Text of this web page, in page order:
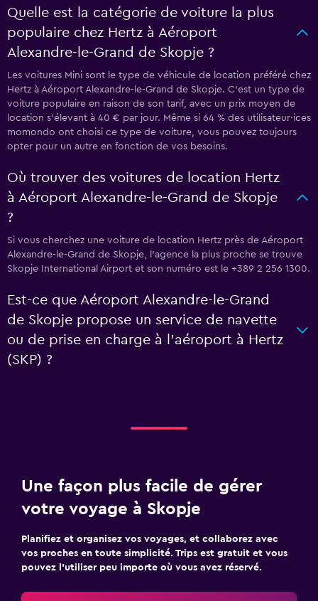
Quelle est la catégorie de voiture la plus
populaire chez Hertz à Aéroport
Alexandre-le-Grand de Skopje ?
Les voitures Mini sont le type de véhicule de location préféré chez
Hertz à Aéroport Alexandre-le-Grand de Skopje. C'est un type de
voiture populaire en raison de son tarif, avec un prix moyen de
location s'élevant à 40 € par jour. Même si 64 % des utilisateur·ices
momondo ont choisi ce type de voiture, vous pouvez toujours
opter pour un autre en fonction de vos besoins.
Où trouver des voitures de location Hertz
à Aéroport Alexandre-le-Grand de Skopje
?
Si vous cherchez une voiture de location Hertz près de Aéroport
Alexandre-le-Grand de Skopje, l’agence la plus proche se trouve
Skopje International Airport et son numéro est le +389 2 256 1300.
Est-ce que Aéroport Alexandre-le-Grand
de Skopje propose un service de navette
ou de prise en charge à l’aéroport à Hertz
(SKP) ?
Une façon plus facile de gérer
votre voyage à Skopje
Planifiez et organisez vos voyages, et collaborez avec
vos proches en toute simplicité. Trips est gratuit et vous
pouvez l’utiliser peu importe où vous avez réservé.